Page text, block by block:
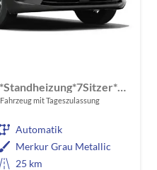
Fahrzeug mit Tageszulassung
Automatik
Merkur Grau Metallic
25 km